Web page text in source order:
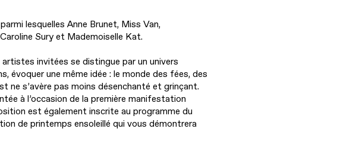
lesquelles Anne Brunet, Miss Van,
Sury et Mademoiselle Kat.
invitées se distingue par un univers
évoquer une même idée : le monde des fées, des
ne s’avère pas moins désenchanté et grinçant.
à l’occasion de la première manifestation
est également inscrite au programme du
de printemps ensoleillé qui vous démontrera